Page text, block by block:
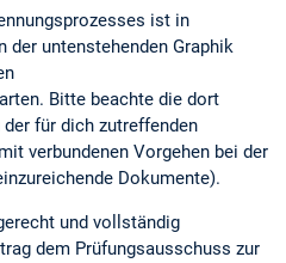
ist in
der untenstehenden Graphik
Bitte beachte die dort
für dich zutreffenden
verbundenen Vorgehen bei der
Dokumente).
und vollständig
dem Prüfungsausschuss zur